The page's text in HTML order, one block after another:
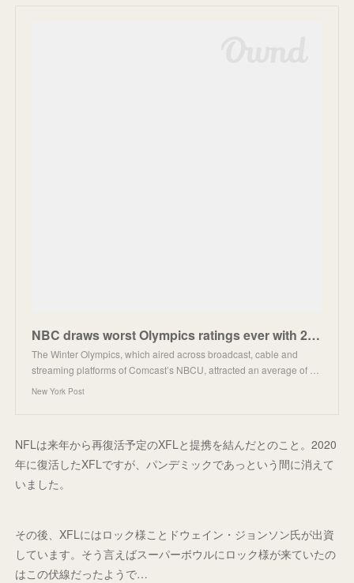
NBC draws worst Olympics ratings ever with 2022 Beijing Winter Games
The Winter Olympics, which aired across broadcast, cable and
streaming platforms of Comcast’s NBCU, attracted an average of …
New York Post
NFLは来年から再復活予定のXFLと提携を結んだとのこと。2020
年に復活したXFLですが、パンデミックであっという間に消えて
いました。
その後、XFLにはロック様ことドウェイン・ジョンソン氏が出資
しています。そう言えばスーパーボウルにロック様が来ていたの
はこの伏線だったようで…